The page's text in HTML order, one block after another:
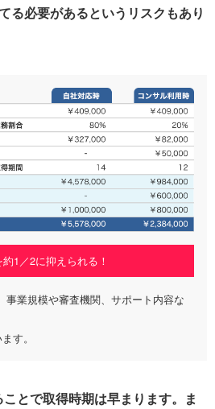
る必要があるというリスクもあり
1／2に抑えられる！
事業規模や審査機関、サポート内容な
す。
とで取得時期は早まります。ま